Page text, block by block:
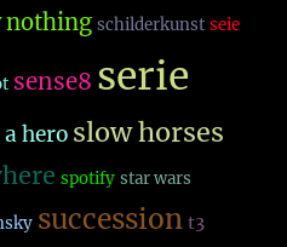
nothing schilderkunst seie
sense8 serie
hero slow horses
spotify star wars
succession t3